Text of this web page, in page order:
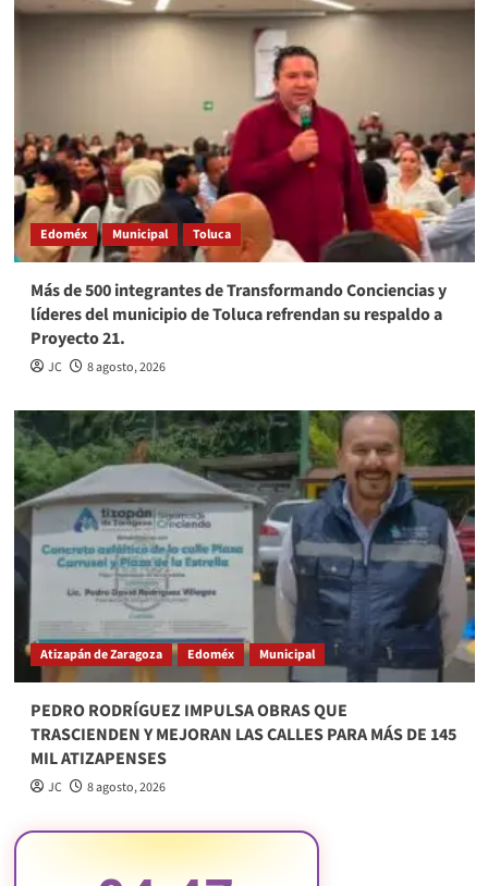
Edoméx Municipal Toluca
Más de 500 integrantes de Transformando Conciencias y
líderes del municipio de Toluca refrendan su respaldo a
Proyecto 21.
JC 8 agosto, 2026
Atizapán de Zaragoza Edoméx Municipal
PEDRO RODRÍGUEZ IMPULSA OBRAS QUE
TRASCIENDEN Y MEJORAN LAS CALLES PARA MÁS DE 145
MIL ATIZAPENSES
JC 8 agosto, 2026